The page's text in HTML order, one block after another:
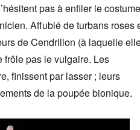
pas à enfiler le costume
Affublé de turbans roses
de Cendrillon (à laquelle
frôle pas le vulgaire. Les
finissent par lasser ; leurs
de la poupée bionique.